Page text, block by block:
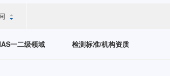
一二级领域 检测标准/机构资质